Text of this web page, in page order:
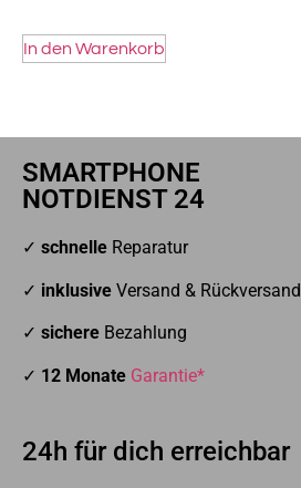
In den Warenkorb
SMARTPHONE
NOTDIENST 24
✓ schnelle Reparatur
✓ inklusive Versand & Rückversand
✓ sichere Bezahlung
✓ 12 Monate Garantie*
24h für dich erreichbar